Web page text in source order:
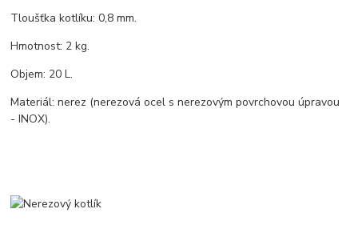
Tloušťka kotlíku: 0,8 mm.
Hmotnost: 2 kg.
Objem: 20 L.
Materiál: nerez (nerezová ocel s nerezovým povrchovou úpravou
- INOX).